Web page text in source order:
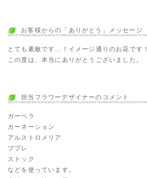
お客様からの「ありがとう」メッセージ
とても素敵です…！イメージ通りのお花です！
この度は、本当にありがとうございました。
担当フラワーデザイナーのコメント
ガーベラ
カーネーション
アルストロメリア
ププレ
ストック
などを使っています。